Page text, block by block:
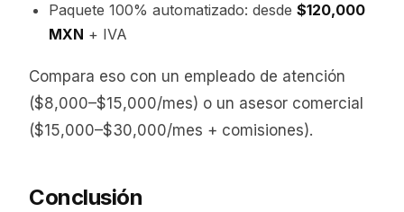
Paquete 100% automatizado: desde $120,000
MXN + IVA
Compara eso con un empleado de atención
($8,000–$15,000/mes) o un asesor comercial
($15,000–$30,000/mes + comisiones).
Conclusión